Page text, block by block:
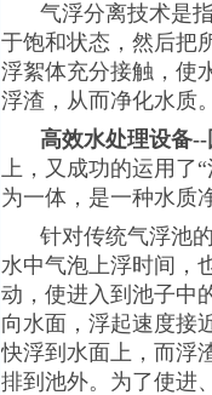
气浮分离技术是
于饱和状态，然后把
浮絮体充分接触，使
浮渣，从而净化水质
高效水处理设备
上，又成功的运用了
为一体，是一种水质
针对传统气浮池
水中气泡上浮时间，
动，使进入到池子中
向水面，浮起速度接
快浮到水面上，而浮
排到池外。为了使进